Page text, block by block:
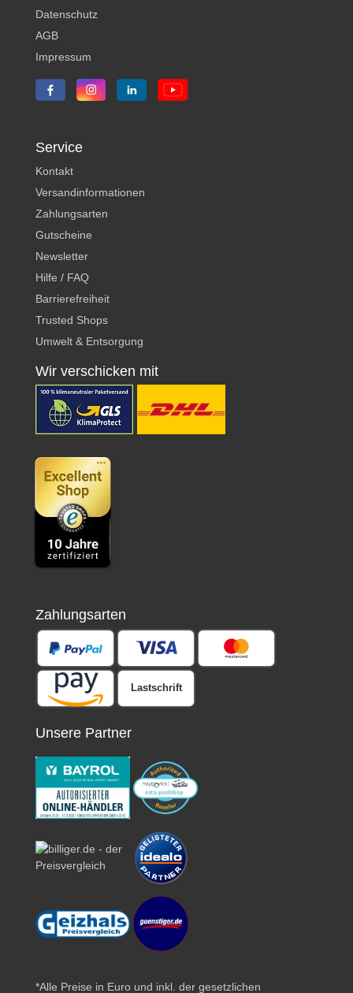
Datenschutz
AGB
Impressum
Service
Kontakt
Versandinformationen
Zahlungsarten
Gutscheine
Newsletter
Hilfe / FAQ
Barrierefreiheit
Trusted Shops
Umwelt & Entsorgung
Wir verschicken mit
Zahlungsarten
Lastschrift
Unsere Partner
*Alle Preise in Euro und inkl. der gesetzlichen